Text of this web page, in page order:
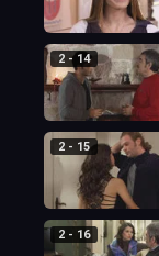
2 - 14
2 - 15
2 - 16